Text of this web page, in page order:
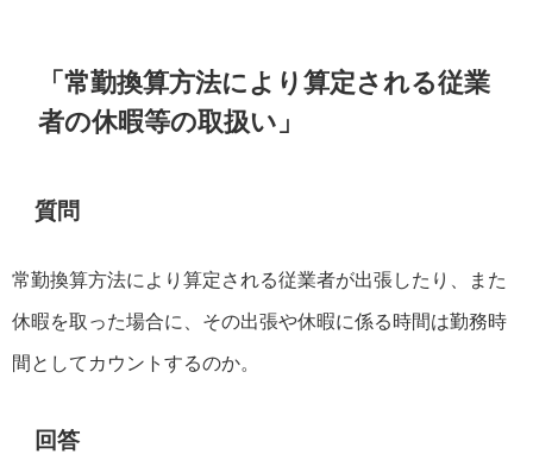
「常勤換算方法により算定される従業
者の休暇等の取扱い」
質問
常勤換算方法により算定される従業者が出張したり、また
休暇を取った場合に、その出張や休暇に係る時間は勤務時
間としてカウントするのか。
回答